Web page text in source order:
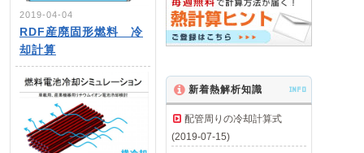
2019-04-04
RDF産廃固形燃料 冷
却計算
新着熱解析知識 INFO
配管周りの冷却計算式
(2019-07-15)